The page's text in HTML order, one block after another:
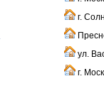
г.
ул.
г.